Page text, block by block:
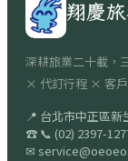
翔慶
深耕旅業二十載，
× 代訂行程 × 客戶
📍 台北市中正區新
☎ 📞 (02) 2397-
✉